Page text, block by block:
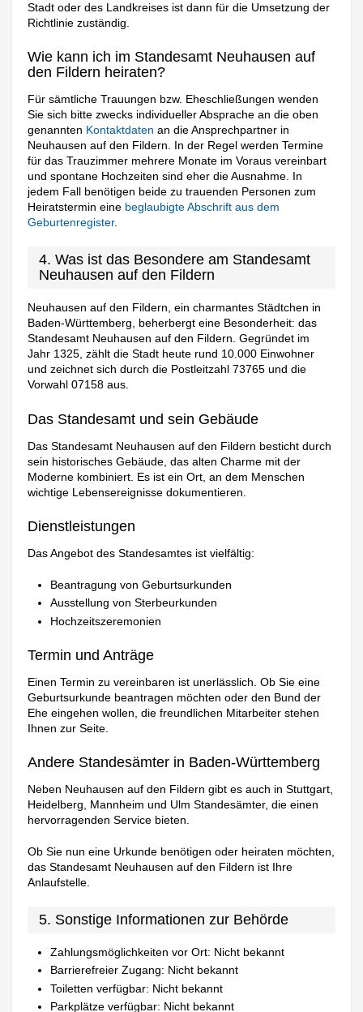
Stadt oder des Landkreises ist dann für die Umsetzung der
Richtlinie zuständig.
Wie kann ich im Standesamt Neuhausen auf
den Fildern heiraten?
Für sämtliche Trauungen bzw. Eheschließungen wenden
Sie sich bitte zwecks individueller Absprache an die oben
genannten Kontaktdaten an die Ansprechpartner in
Neuhausen auf den Fildern. In der Regel werden Termine
für das Trauzimmer mehrere Monate im Voraus vereinbart
und spontane Hochzeiten sind eher die Ausnahme. In
jedem Fall benötigen beide zu trauenden Personen zum
Heiratstermin eine beglaubigte Abschrift aus dem
Geburtenregister.
4. Was ist das Besondere am Standesamt
Neuhausen auf den Fildern
Neuhausen auf den Fildern, ein charmantes Städtchen in
Baden-Württemberg, beherbergt eine Besonderheit: das
Standesamt Neuhausen auf den Fildern. Gegründet im
Jahr 1325, zählt die Stadt heute rund 10.000 Einwohner
und zeichnet sich durch die Postleitzahl 73765 und die
Vorwahl 07158 aus.
Das Standesamt und sein Gebäude
Das Standesamt Neuhausen auf den Fildern besticht durch
sein historisches Gebäude, das alten Charme mit der
Moderne kombiniert. Es ist ein Ort, an dem Menschen
wichtige Lebensereignisse dokumentieren.
Dienstleistungen
Das Angebot des Standesamtes ist vielfältig:
Beantragung von Geburtsurkunden
Ausstellung von Sterbeurkunden
Hochzeitszeremonien
Termin und Anträge
Einen Termin zu vereinbaren ist unerlässlich. Ob Sie eine
Geburtsurkunde beantragen möchten oder den Bund der
Ehe eingehen wollen, die freundlichen Mitarbeiter stehen
Ihnen zur Seite.
Andere Standesämter in Baden-Württemberg
Neben Neuhausen auf den Fildern gibt es auch in Stuttgart,
Heidelberg, Mannheim und Ulm Standesämter, die einen
hervorragenden Service bieten.
Ob Sie nun eine Urkunde benötigen oder heiraten möchten,
das Standesamt Neuhausen auf den Fildern ist Ihre
Anlaufstelle.
5. Sonstige Informationen zur Behörde
Zahlungsmöglichkeiten vor Ort: Nicht bekannt
Barrierefreier Zugang: Nicht bekannt
Toiletten verfügbar: Nicht bekannt
Parkplätze verfügbar: Nicht bekannt